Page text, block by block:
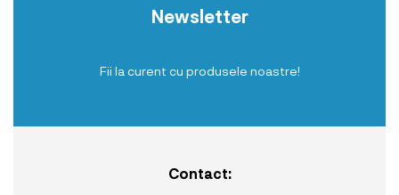
Newsletter
Fii la curent cu produsele noastre!
Contact: